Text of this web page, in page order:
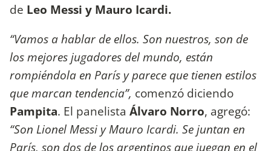
de Leo Messi y Mauro Icardi.
“Vamos a hablar de ellos. Son nuestros, son de
los mejores jugadores del mundo, están
rompiéndola en París y parece que tienen estilos
que marcan tendencia”, comenzó diciendo
Pampita. El panelista Álvaro Norro, agregó:
“Son Lionel Messi y Mauro Icardi. Se juntan en
París, son dos de los argentinos que juegan en el